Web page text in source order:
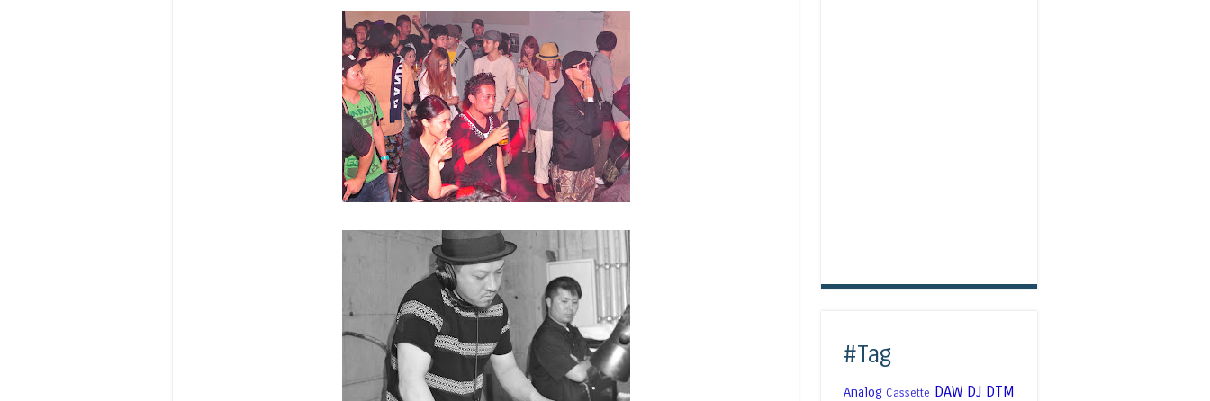
#Tag
Analog Cassette DAW DJ DTM